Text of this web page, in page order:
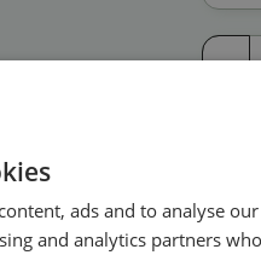
ads and to analyse
and analytics partners